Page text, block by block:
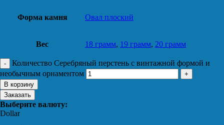
Форма камня Овал плоский
Вес 18 грамм, 19 грамм, 20 грамм
Количество Серебряный перстень с винтажной формой и
необычным орнаментом
В корзину
Заказать
Выберите валюту:
Dollar